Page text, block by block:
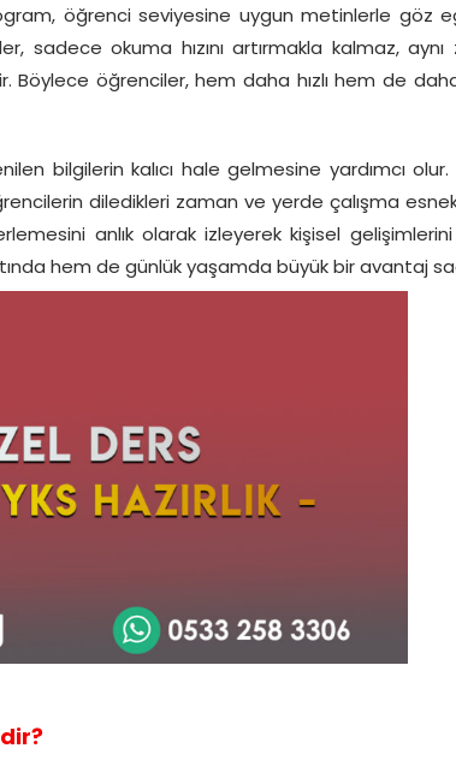
öğrenci seviyesine uygun metinlerle göz
sadece okuma hızını artırmakla kalmaz,
Böylece öğrenciler, hem daha hızlı hem de
bilgilerin kalıcı hale gelmesine yardımcı olur.
diledikleri zaman ve yerde çalışma
anlık olarak izleyerek kişisel
hem de günlük yaşamda büyük bir avantaj